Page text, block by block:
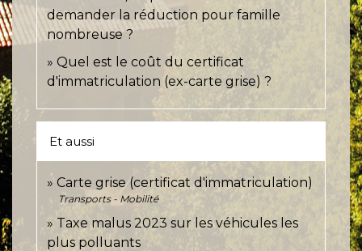
demander la réduction pour famille
nombreuse ?
Quel est le coût du certificat
d'immatriculation (ex-carte grise) ?
Et aussi
Carte grise (certificat d'immatriculation)
Transports - Mobilité
Taxe malus 2023 sur les véhicules les
plus polluants